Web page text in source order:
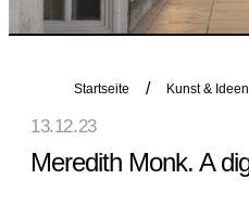
Startseite Kunst & Ideen
13.12.23
Meredith Monk. A